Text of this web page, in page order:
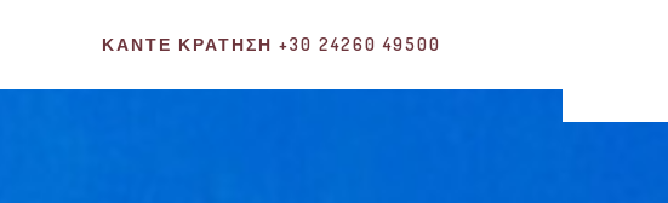
ΚΆΝΤΕ ΚΡΆΤΗΣΗ +30 24260 49500